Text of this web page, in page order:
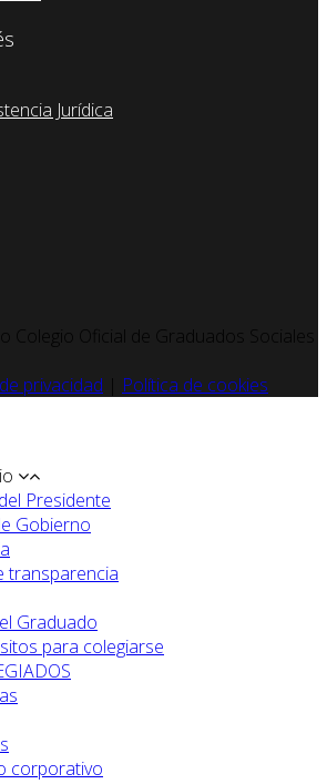
Jurídica
Colegio Oficial de Graduados Sociales
privacidad
Política de cookies
Presidente
Gobierno
transparencia
Graduado
para colegiarse
corporativo